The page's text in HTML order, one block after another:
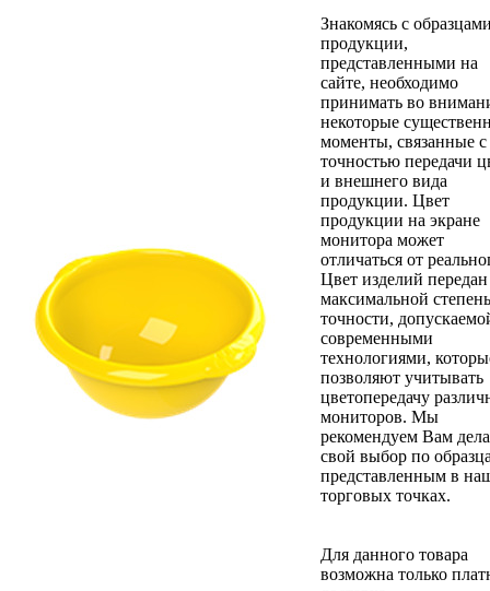
Знакомясь с
продукции,
представленными на
сайте, необходимо
принимать во
некоторые
моменты, связанные с
точностью передачи
и внешнего вида
продукции. Цвет
продукции на экране
монитора может
отличаться от
Цвет изделий передан
максимальной
точности,
современными
технологиями,
позволяют учитывать
цветопередачу
мониторов. Мы
рекомендуем Вам
свой выбор по
представленным в
торговых точках.
Для данного товара
возможна только